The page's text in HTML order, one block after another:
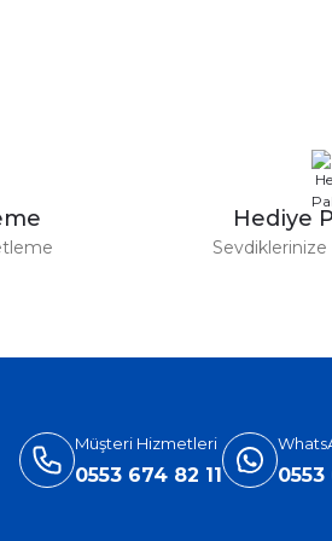
Hediye
Müşteri Hizmetleri
0553 674 82 11 0553